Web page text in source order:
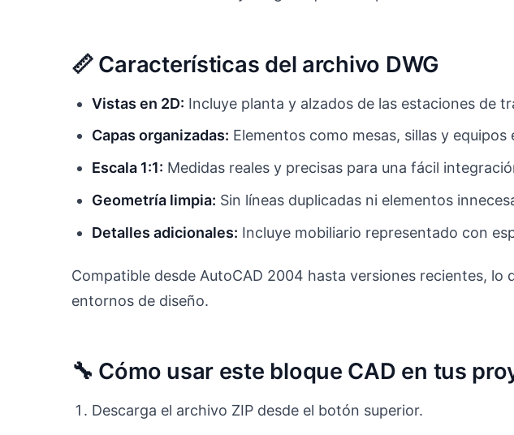
📏 Características del archivo DWG
Vistas en 2D: Incluye planta y alzados de las estaciones de
Capas organizadas: Elementos como mesas, sillas y equipos
Escala 1:1: Medidas reales y precisas para una fácil
Geometría limpia: Sin líneas duplicadas ni elementos
Detalles adicionales: Incluye mobiliario representado con
Compatible desde AutoCAD 2004 hasta versiones recientes, lo
entornos de diseño.
🔧 Cómo usar este bloque CAD en tus
Descarga el archivo ZIP desde el botón superior.